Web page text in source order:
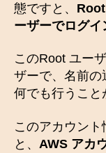
態ですと、
ーザーでログイ
このRoot ユー
ザーで、名前の
何でも行うこと
このアカウン
と、 AWS アカ